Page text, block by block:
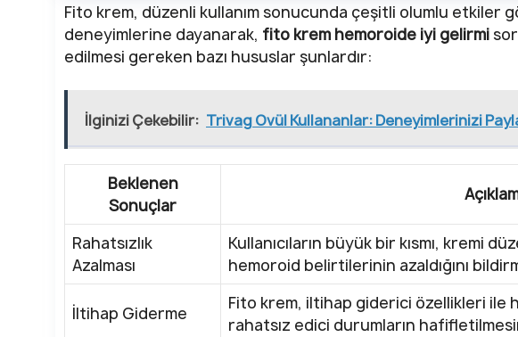
Fito krem, düzenli kullanım sonucunda çeşitli olumlu etkiler
deneyimlerine dayanarak, fito krem hemoroide iyi gelirmi
edilmesi gereken bazı hususlar şunlardır:
İlginizi Çekebilir: Trivag Ovül Kullananlar: Deneyimlerinizi
Beklenen
Sonuçlar
Rahatsızlık
Azalması
Kullanıcıların büyük bir kısmı, kremi
hemoroid belirtilerinin azaldığını
İltihap Giderme
Fito krem, iltihap giderici özellikleri ile
rahatsız edici durumların